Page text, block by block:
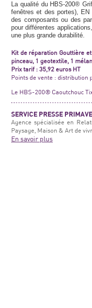
La qualité du HBS-200®
fenêtres et des portes),
des composants ou des
pour différentes
une plus grande durabilité.
Kit de réparation Gouttière
pinceau, 1 geotextile, 1
Prix tarif : 35,92 euros HT
Points de vente :
Le HBS-200® Caoutchouc
SERVICE PRESSE
Agence spécialisée en
Paysage, Maison & Art de
En savoir plus